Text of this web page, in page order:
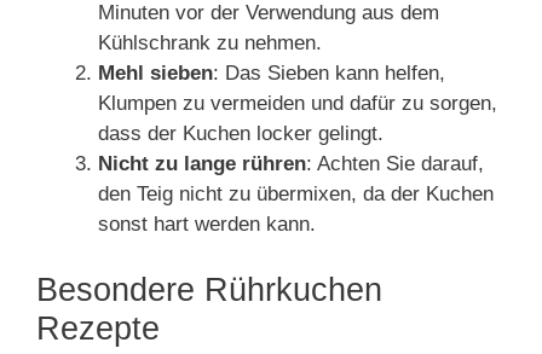
Minuten vor der Verwendung aus dem
Kühlschrank zu nehmen.
Mehl sieben: Das Sieben kann helfen,
Klumpen zu vermeiden und dafür zu sorgen,
dass der Kuchen locker gelingt.
Nicht zu lange rühren: Achten Sie darauf,
den Teig nicht zu übermixen, da der Kuchen
sonst hart werden kann.
Besondere Rührkuchen
Rezepte